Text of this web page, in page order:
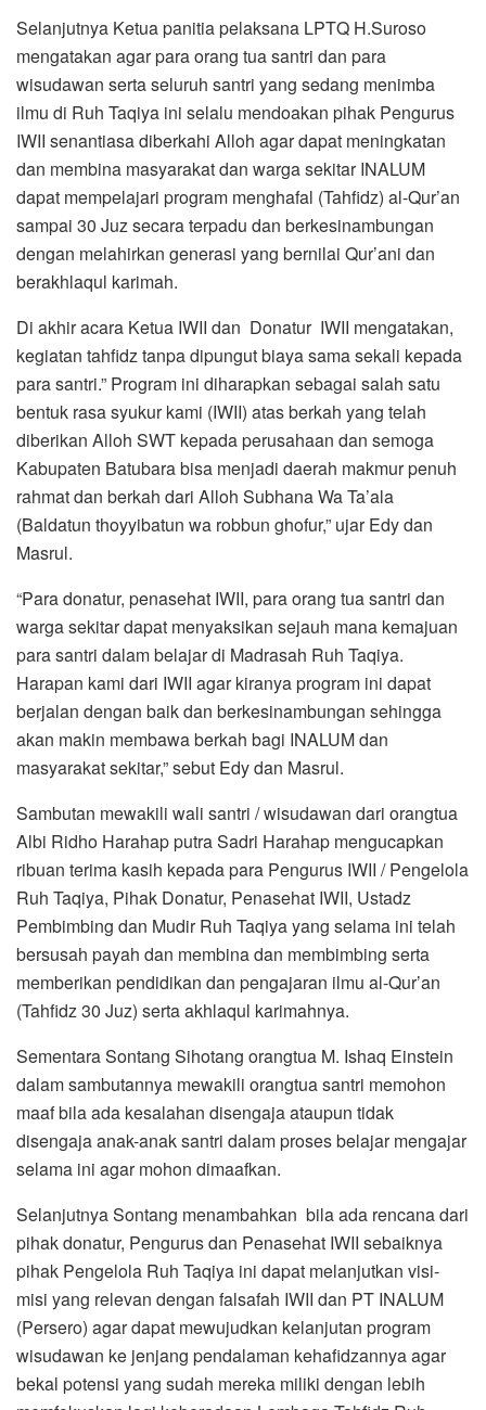
Selanjutnya Ketua panitia pelaksana LPTQ H.Suroso
mengatakan agar para orang tua santri dan para
wisudawan serta seluruh santri yang sedang menimba
ilmu di Ruh Taqiya ini selalu mendoakan pihak Pengurus
IWII senantiasa diberkahi Alloh agar dapat meningkatan
dan membina masyarakat dan warga sekitar INALUM
dapat mempelajari program menghafal (Tahfidz) al-Qur’an
sampai 30 Juz secara terpadu dan berkesinambungan
dengan melahirkan generasi yang bernilai Qur’ani dan
berakhlaqul karimah.
Di akhir acara Ketua IWII dan Donatur IWII mengatakan,
kegiatan tahfidz tanpa dipungut biaya sama sekali kepada
para santri.” Program ini diharapkan sebagai salah satu
bentuk rasa syukur kami (IWII) atas berkah yang telah
diberikan Alloh SWT kepada perusahaan dan semoga
Kabupaten Batubara bisa menjadi daerah makmur penuh
rahmat dan berkah dari Alloh Subhana Wa Ta’ala
(Baldatun thoyyibatun wa robbun ghofur,” ujar Edy dan
Masrul.
“Para donatur, penasehat IWII, para orang tua santri dan
warga sekitar dapat menyaksikan sejauh mana kemajuan
para santri dalam belajar di Madrasah Ruh Taqiya.
Harapan kami dari IWII agar kiranya program ini dapat
berjalan dengan baik dan berkesinambungan sehingga
akan makin membawa berkah bagi INALUM dan
masyarakat sekitar,” sebut Edy dan Masrul.
Sambutan mewakili wali santri / wisudawan dari orangtua
Albi Ridho Harahap putra Sadri Harahap mengucapkan
ribuan terima kasih kepada para Pengurus IWII / Pengelola
Ruh Taqiya, Pihak Donatur, Penasehat IWII, Ustadz
Pembimbing dan Mudir Ruh Taqiya yang selama ini telah
bersusah payah dan membina dan membimbing serta
memberikan pendidikan dan pengajaran ilmu al-Qur’an
(Tahfidz 30 Juz) serta akhlaqul karimahnya.
Sementara Sontang Sihotang orangtua M. Ishaq Einstein
dalam sambutannya mewakili orangtua santri memohon
maaf bila ada kesalahan disengaja ataupun tidak
disengaja anak-anak santri dalam proses belajar mengajar
selama ini agar mohon dimaafkan.
Selanjutnya Sontang menambahkan bila ada rencana dari
pihak donatur, Pengurus dan Penasehat IWII sebaiknya
pihak Pengelola Ruh Taqiya ini dapat melanjutkan visi-
misi yang relevan dengan falsafah IWII dan PT INALUM
(Persero) agar dapat mewujudkan kelanjutan program
wisudawan ke jenjang pendalaman kehafidzannya agar
bekal potensi yang sudah mereka miliki dengan lebih